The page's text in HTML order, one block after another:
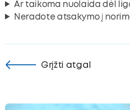
Ar taikoma nuolaida dėl
Neradote atsakymo į
Grįžti atgal